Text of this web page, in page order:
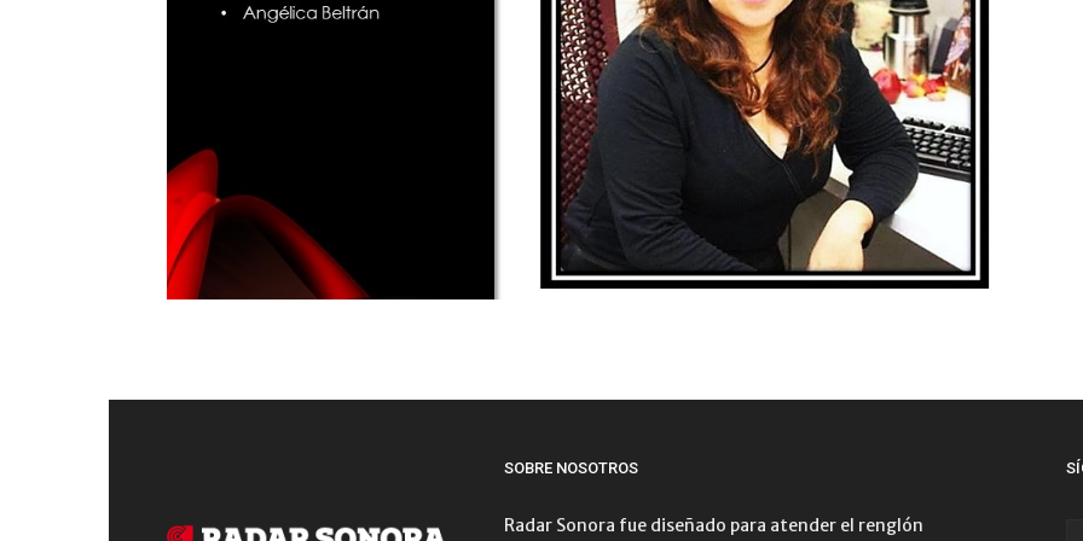
SOBRE NOSOTROS
Radar Sonora fue diseñado para atender el renglón